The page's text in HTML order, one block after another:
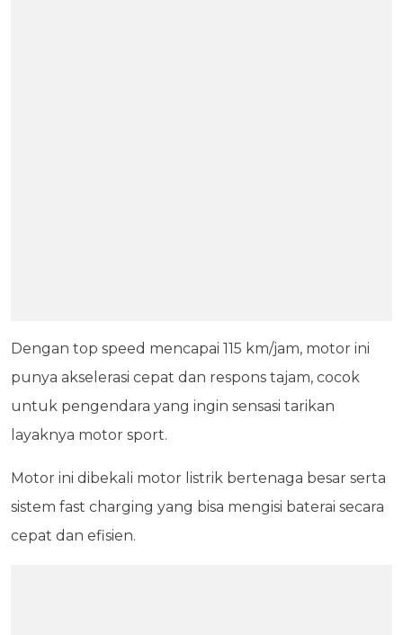
Dengan top speed mencapai 115 km/jam, motor ini
punya akselerasi cepat dan respons tajam, cocok
untuk pengendara yang ingin sensasi tarikan
layaknya motor sport.
Motor ini dibekali motor listrik bertenaga besar serta
sistem fast charging yang bisa mengisi baterai secara
cepat dan efisien.